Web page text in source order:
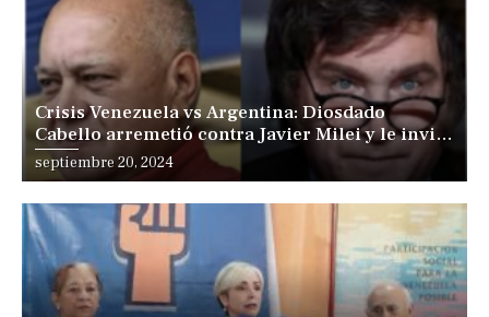
Crisis Venezuela vs Argentina: Diosdado
Cabello arremetió contra Javier Milei y le invitó
a venir
Posted
on
septiembre 20, 2024